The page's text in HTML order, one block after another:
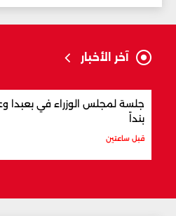
آخر الأخبار
بنداً
قبل ساعتين